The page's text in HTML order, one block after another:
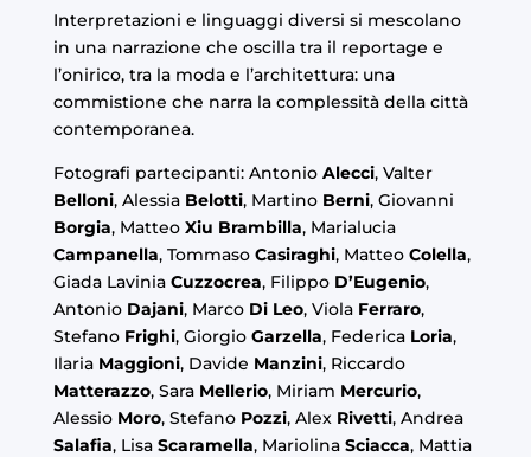
Interpretazioni e linguaggi diversi si mescolano
in una narrazione che oscilla tra il reportage e
l’onirico, tra la moda e l’architettura: una
commistione che narra la complessità della città
contemporanea.
Fotografi partecipanti: Antonio Alecci, Valter
Belloni, Alessia Belotti, Martino Berni, Giovanni
Borgia, MatteoXiu Brambilla, Marialucia
Campanella, Tommaso Casiraghi, Matteo Colella,
Giada Lavinia Cuzzocrea, Filippo D’Eugenio,
Antonio Dajani, Marco Di Leo, Viola Ferraro,
Stefano Frighi, Giorgio Garzella, Federica Loria,
Ilaria Maggioni, Davide Manzini, Riccardo
Matterazzo, Sara Mellerio, Miriam Mercurio,
Alessio Moro, Stefano Pozzi, Alex Rivetti, Andrea
Salafia, Lisa Scaramella, Mariolina Sciacca, Mattia